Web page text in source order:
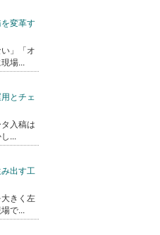
変革す
」「オ
場...
とチェ
入稿は
...
出す工
きく左
で...